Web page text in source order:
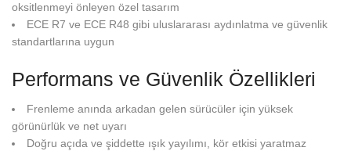
oksitlenmeyi önleyen özel tasarım
ECE R7 ve ECE R48 gibi uluslararası aydınlatma ve güvenlik
standartlarına uygun
Performans ve Güvenlik Özellikleri
Frenleme anında arkadan gelen sürücüler için yüksek
görünürlük ve net uyarı
Doğru açıda ve şiddette ışık yayılımı, kör etkisi yaratmaz